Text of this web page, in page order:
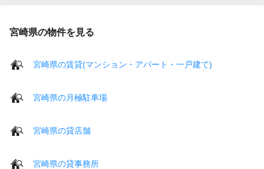
宮崎県の物件を見る
宮崎県の賃貸(マンション・アパート・一戸建て)
宮崎県の月極駐車場
宮崎県の貸店舗
宮崎県の貸事務所